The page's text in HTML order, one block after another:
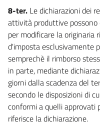
8-ter. Le dichiarazioni dei
attività produttive
per modificare la originaria
d'imposta esclusivamente
semprechè il rimborso
in parte, mediante
giorni dalla scadenza del
secondo le disposizioni di
conformi a quelli approvati
riferisce la dichiarazione.